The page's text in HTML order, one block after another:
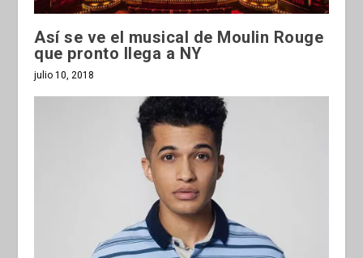
Así se ve el musical de Moulin Rouge
que pronto llega a NY
julio 10, 2018